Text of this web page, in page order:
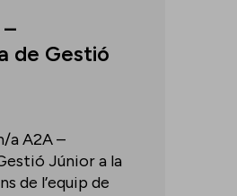
de Gestió
a A2A –
Júnior a la
de l’equip de